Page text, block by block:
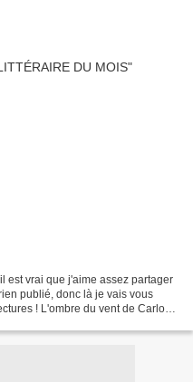
est vrai que j'aime assez partager
publié, donc là je vais vous
! L'ombre du vent de Carlos